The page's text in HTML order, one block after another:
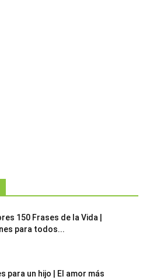
150 Frases de la Vida |
para todos...
para un hijo | El amor más